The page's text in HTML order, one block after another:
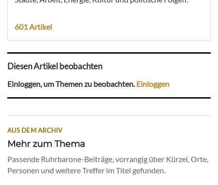
601 Artikel
Diesen Artikel beobachten
Einloggen, um Themen zu beobachten.Einloggen
AUS DEM ARCHIV
Mehr zum Thema
Passende Ruhrbarone-Beiträge, vorrangig über Kürzel, Orte,
Personen und weitere Treffer im Titel gefunden.